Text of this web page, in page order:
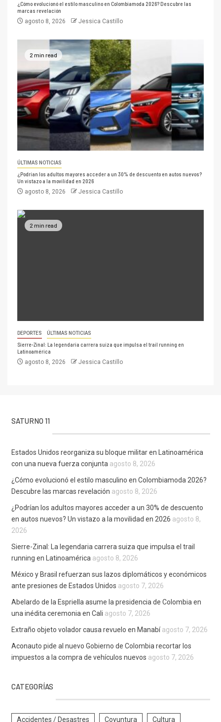
¿Cómo evolucionó el estilo masculino en Colombiamoda 2026? Descubre las
marcas revelación
agosto 8, 2026 Jessica Castillo
2 min read
ÚLTIMAS NOTICIAS
¿Podrían los adultos mayores acceder a un 30% de descuento en autos nuevos?
Un vistazo a la movilidad en 2026
agosto 8, 2026 Jessica Castillo
2 min read
DEPORTES ÚLTIMAS NOTICIAS
Sierre-Zinal: La legendaria carrera suiza que impulsa el trail running en
Latinoamérica
agosto 8, 2026 Jessica Castillo
SATURNO 11
Estados Unidos reorganiza su bloque militar en Latinoamérica
con una nueva fuerza conjunta agosto 8, 2026
¿Cómo evolucionó el estilo masculino en Colombiamoda 2026?
Descubre las marcas revelación agosto 8, 2026
¿Podrían los adultos mayores acceder a un 30% de descuento
en autos nuevos? Un vistazo a la movilidad en 2026 agosto 8,
2026
Sierre-Zinal: La legendaria carrera suiza que impulsa el trail
running en Latinoamérica agosto 8, 2026
México y Brasil refuerzan sus lazos diplomáticos y económicos
ante presiones de Estados Unidos agosto 7, 2026
Abelardo de la Espriella asume la presidencia de Colombia en
una inédita ceremonia en Cali agosto 7, 2026
Extraño objeto volador causa revuelo en Manabí agosto 7, 2026
Aconauto pide al nuevo Gobierno de Colombia recortar los
impuestos a la compra de vehículos nuevos agosto 7, 2026
CATEGORÍAS
Accidentes / Desastres Coyuntura Cultura